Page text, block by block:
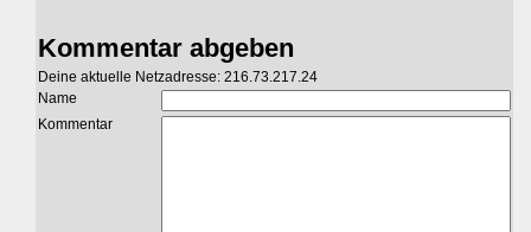
Kommentar abgeben
Deine aktuelle Netzadresse: 216.73.217.24
Name
Kommentar